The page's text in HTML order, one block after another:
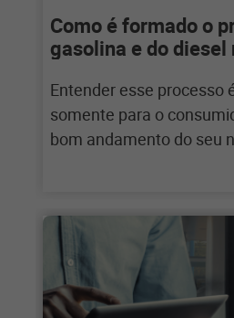
Como é formado o
gasolina e do diesel
Entender esse processo
somente para o
bom andamento do seu